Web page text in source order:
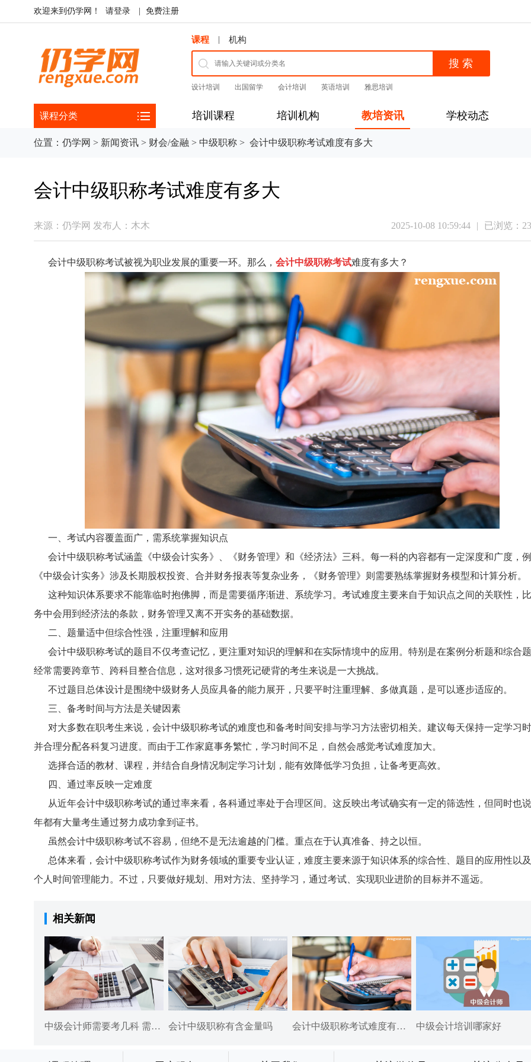
欢迎来到仍学网！ 请登录 免费注册
课程 | 机构
设计培训 出国留学 会计培训 英语培训 雅思培训
课程分类 培训课程 培训机构 教培资讯 学校动态
位置： 仍学网 > 新闻资讯 > 财会/金融 > 中级职称 > 会计中级职称考试难度有多大
会计中级职称考试难度有多大
来源： 仍学网 发布人： 木木 2025-10-08 10:59:44 | 已浏览：
会计中级职称考试被视为职业发展的重要一环。那么， 会计中级职称考试难度有多大？
一、考试内容覆盖面广，需系统掌握知识点
会计中级职称考试涵盖《中级会计实务》、《财务管理》和《经济法》三科。每一科的內容都有一定深度和广度，
《中级会计实务》涉及长期股权投资、合并财务报表等复杂业务，《财务管理》则需要熟练掌握财务模型和计算分析。
这种知识体系要求不能靠临时抱佛脚，而是需要循序渐进、系统学习。考试难度主要来自于知识点之间的关联性，
务中会用到经济法的条款，财务管理又离不开实务的基础数据。
二、题量适中但综合性强，注重理解和应用
会计中级职称考试的题目不仅考查记忆，更注重对知识的理解和在实际情境中的应用。特别是在案例分析题和综合题
经常需要跨章节、跨科目整合信息，这对很多习惯死记硬背的考生来说是一大挑战。
不过题目总体设计是围绕中级财务人员应具备的能力展开，只要平时注重理解、多做真题，是可以逐步适应的。
三、备考时间与方法是关键因素
对大多数在职考生来说，会计中级职称考试的难度也和备考时间安排与学习方法密切相关。建议每天保持一定学习时
并合理分配各科复习进度。而由于工作家庭事务繁忙，学习时间不足，自然会感觉考试难度加大。
选择合适的教材、课程，并结合自身情况制定学习计划，能有效降低学习负担，让备考更高效。
四、通过率反映一定难度
从近年会计中级职称考试的通过率来看，各科通过率处于合理区间。这反映出考试确实有一定的筛选性，但同时也
年都有大量考生通过努力成功拿到证书。
虽然会计中级职称考试不容易，但绝不是无法逾越的门槛。重点在于认真准备、持之以恒。
总体来看，会计中级职称考试作为财务领域的重要专业认证，难度主要来源于知识体系的综合性、题目的应用性以
个人时间管理能力。不过，只要做好规划、用对方法、坚持学习，通过考试、实现职业进阶的目标并不遥远。
相关新闻
中级会计师需要考几科 需多长时间会计中级职称有含金量吗 会计中级职称考试难度有多大 中级会计培训哪家好